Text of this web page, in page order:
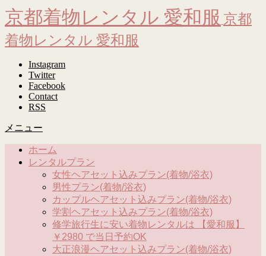
京都着物レンタル 愛和服 京都
着物レンタル 愛和服
Instagram
Twitter
Facebook
Contact
RSS
メニュー
ホーム
レンタルプラン
女性ヘアセット込みプラン(着物/浴衣)
男性プラン(着物/浴衣)
カップルヘアセット込みプラン(着物/浴衣)
学割ヘアセット込みプラン(着物/浴衣)
修学旅行生に安い着物レンタルは 【愛和服】
￥2980 で当日予約OK
大正浪漫ヘアセット込みプラン(着物/浴衣)